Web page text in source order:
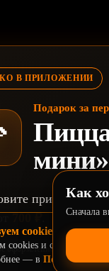
В ПРИЛОЖЕНИИ
Подарок за
приложение
700 ₽.
оформление
cookies
cookies и сервисы
— в Политике
Как
Сначала